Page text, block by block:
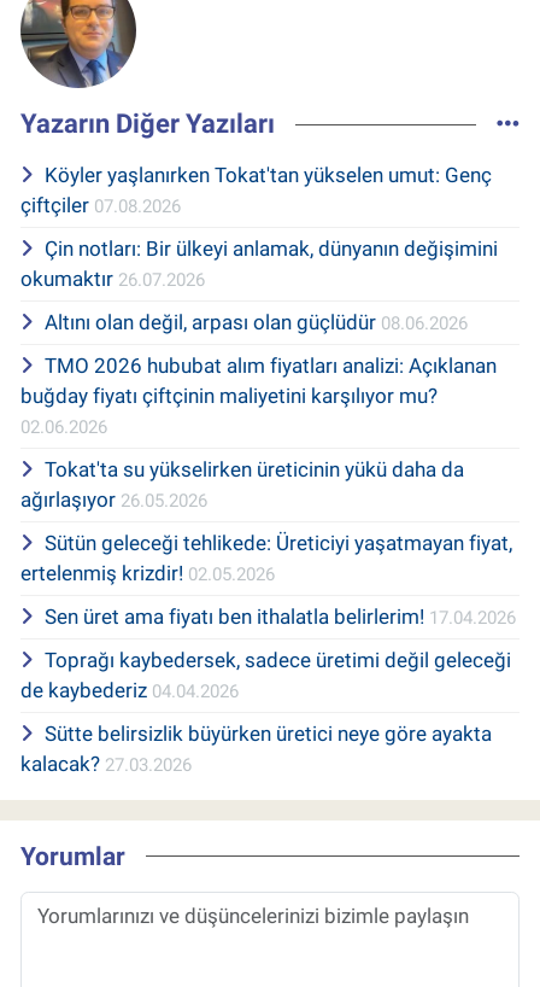
Yazarın Diğer Yazıları
Köyler yaşlanırken Tokat'tan yükselen umut: Genç
çiftçiler 07.08.2026
Çin notları: Bir ülkeyi anlamak, dünyanın değişimini
okumaktır 26.07.2026
Altını olan değil, arpası olan güçlüdür 08.06.2026
TMO 2026 hububat alım fiyatları analizi: Açıklanan
buğday fiyatı çiftçinin maliyetini karşılıyor mu?
02.06.2026
Tokat'ta su yükselirken üreticinin yükü daha da
ağırlaşıyor 26.05.2026
Sütün geleceği tehlikede: Üreticiyi yaşatmayan fiyat,
ertelenmiş krizdir! 02.05.2026
Sen üret ama fiyatı ben ithalatla belirlerim! 17.04.2026
Toprağı kaybedersek, sadece üretimi değil geleceği
de kaybederiz 04.04.2026
Sütte belirsizlik büyürken üretici neye göre ayakta
kalacak? 27.03.2026
Yorumlar